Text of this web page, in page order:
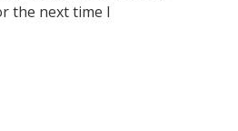
the next time I